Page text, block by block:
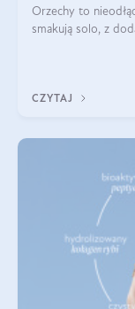
Orzechy to
smakują solo, z
CZYTAJ